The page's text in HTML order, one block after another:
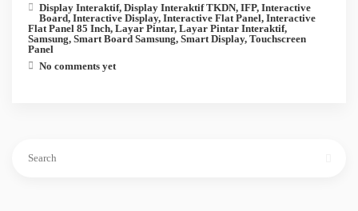
Display Interaktif, Display Interaktif TKDN, IFP, Interactive
Board, Interactive Display, Interactive Flat Panel, Interactive
Flat Panel 85 Inch, Layar Pintar, Layar Pintar Interaktif,
Samsung, Smart Board Samsung, Smart Display, Touchscreen
Panel
No comments yet